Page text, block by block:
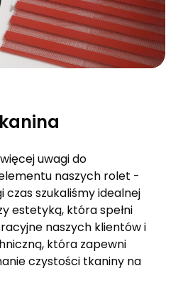
uwagi do
naszych rolet -
czas szukaliśmy idealnej
estetyką, która spełni
naszych klientów i
która zapewni
czystości tkaniny na